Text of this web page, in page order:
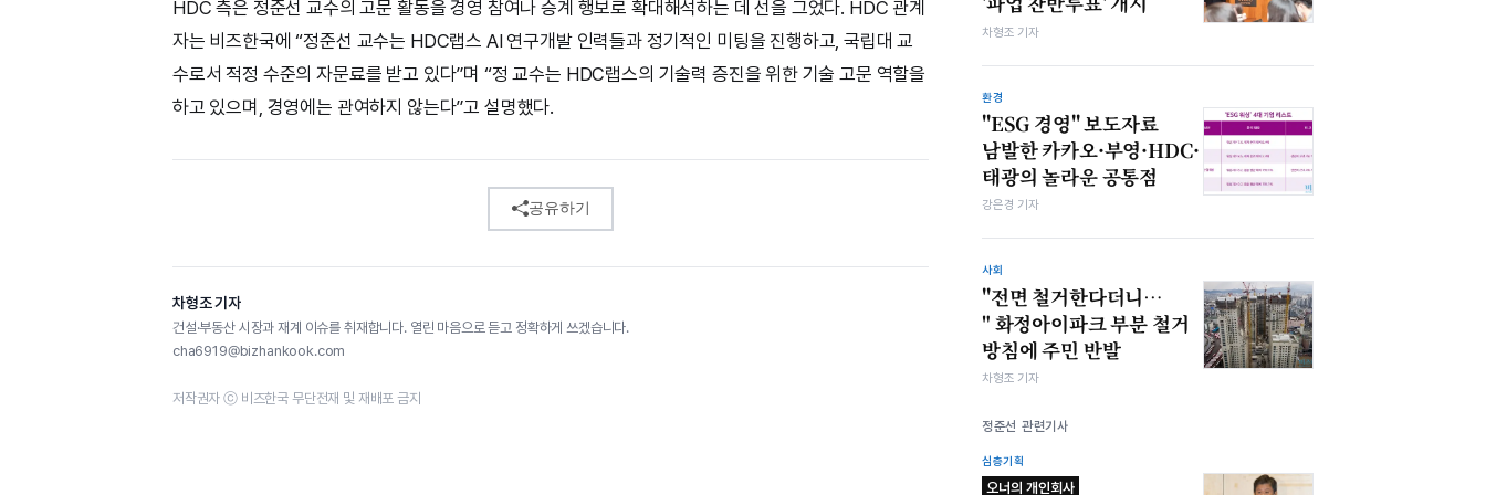
HDC 측은 정준선 교수의 고문 활동을 경영 참여나 승계 행보로 확대해석하는 데 선을 그었다. HDC 관계
자는 비즈한국에 “정준선 교수는 HDC랩스 AI 연구개발 인력들과 정기적인 미팅을 진행하고, 국립대 교
수로서 적정 수준의 자문료를 받고 있다”며 “정 교수는 HDC랩스의 기술력 증진을 위한 기술 고문 역할을
하고 있으며, 경영에는 관여하지 않는다”고 설명했다.
공유하기
차형조 기자
건설·부동산 시장과 재계 이슈를 취재합니다. 열린 마음으로 듣고 정확하게 쓰겠습니다.
cha6919@bizhankook.com
저작권자 ⓒ 비즈한국 무단전재 및 재배포 금지
차형조 기자
환경
"ESG 경영" 보도자료
남발한 카카오·부영·HDC·
태광의 놀라운 공통점
강은경 기자
사회
"전면 철거한다더니…
" 화정아이파크 부분 철거
방침에 주민 반발
차형조 기자
정준선 관련기사
심층기획
오너의 개인회사